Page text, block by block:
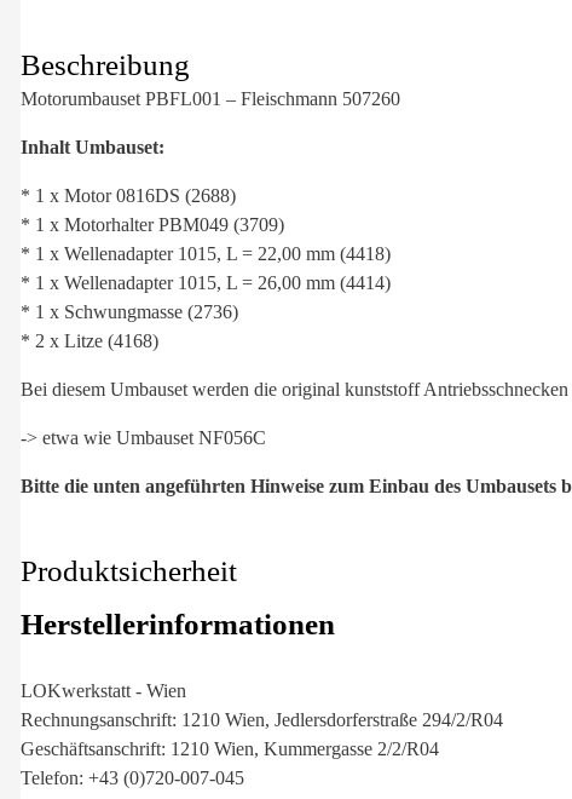
Beschreibung
Motorumbauset PBFL001 – Fleischmann 507260
Inhalt Umbauset:
* 1 x Motor 0816DS (2688)
* 1 x Motorhalter PBM049 (3709)
* 1 x Wellenadapter 1015, L = 22,00 mm (4418)
* 1 x Wellenadapter 1015, L = 26,00 mm (4414)
* 1 x Schwungmasse (2736)
* 2 x Litze (4168)
Bei diesem Umbauset werden die original kunststoff
-> etwa wie Umbauset NF056C
Bitte die unten angeführten Hinweise zum Einbau des Umbausets
Produktsicherheit
Herstellerinformationen
LOKwerkstatt - Wien
Rechnungsanschrift: 1210 Wien, Jedlersdorferstraße 294/2/R04
Geschäftsanschrift: 1210 Wien, Kummergasse 2/2/R04
Telefon: +43 (0)720-007-045